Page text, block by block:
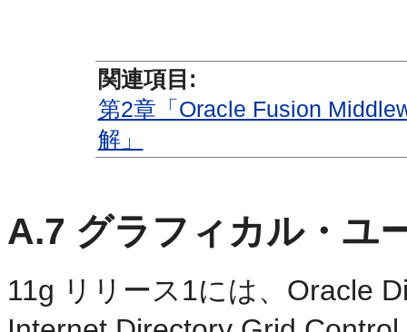
関連項目:
第2章「Oracle Fusion
解」
A.7 グラフィカル・ユ
11g リリース1には、Oracle